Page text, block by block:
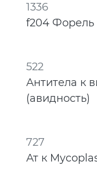
1336
f204 Форель
522
Антитела к
(авидность)
727
Ат к